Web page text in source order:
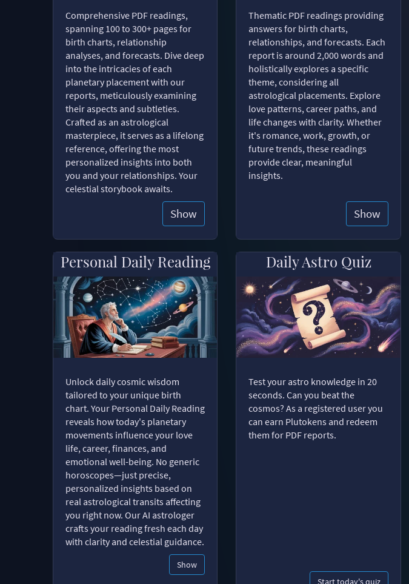
Comprehensive PDF readings,
spanning 100 to 300+ pages for
birth charts, relationship
analyses, and forecasts. Dive deep
into the intricacies of each
planetary placement with our
reports, meticulously examining
their aspects and subtleties.
Crafted as an astrological
masterpiece, it serves as a lifelong
reference, offering the most
personalized insights into both
you and your relationships. Your
celestial storybook awaits.
Show
Thematic PDF readings providing
answers for birth charts,
relationships, and forecasts. Each
report is around 2,000 words and
holistically explores a specific
theme, considering all
astrological placements. Explore
love patterns, career paths, and
life changes with clarity. Whether
it's romance, work, growth, or
future trends, these readings
provide clear, meaningful
insights.
Show
Personal Daily Reading
Unlock daily cosmic wisdom
tailored to your unique birth
chart. Your Personal Daily Reading
reveals how today's planetary
movements influence your love
life, career, finances, and
emotional well-being. No generic
horoscopes—just precise,
personalized insights based on
real astrological transits affecting
you right now. Our AI astrologer
crafts your reading fresh each day
with clarity and celestial guidance.
Show
Daily Astro Quiz
Test your astro knowledge in 20
seconds. Can you beat the
cosmos? As a registered user you
can earn Plutokens and redeem
them for PDF reports.
Start today's quiz